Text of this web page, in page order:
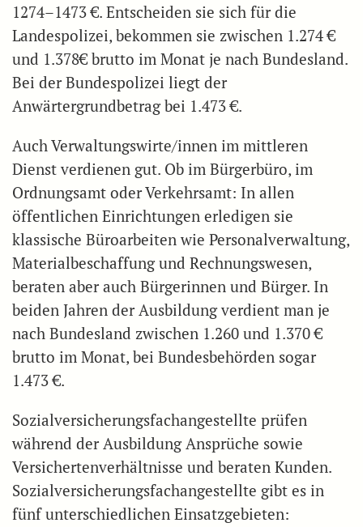
1274–1473 €. Entscheiden sie sich für die
Landespolizei, bekommen sie zwischen 1.274 €
und 1.378€ brutto im Monat je nach Bundesland.
Bei der Bundespolizei liegt der
Anwärtergrundbetrag bei 1.473 €.
Auch Verwaltungswirte/innen im mittleren
Dienst verdienen gut. Ob im Bürgerbüro, im
Ordnungsamt oder Verkehrsamt: In allen
öffentlichen Einrichtungen erledigen sie
klassische Büroarbeiten wie Personalverwaltung,
Materialbeschaffung und Rechnungswesen,
beraten aber auch Bürgerinnen und Bürger. In
beiden Jahren der Ausbildung verdient man je
nach Bundesland zwischen 1.260 und 1.370 €
brutto im Monat, bei Bundesbehörden sogar
1.473 €.
Sozialversicherungsfachangestellte prüfen
während der Ausbildung Ansprüche sowie
Versichertenverhältnisse und beraten Kunden.
Sozialversicherungsfachangestellte gibt es in
fünf unterschiedlichen Einsatzgebieten: